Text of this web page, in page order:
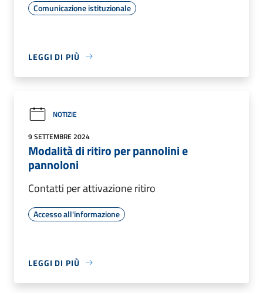
Comunicazione istituzionale
LEGGI DI PIÙ
NOTIZIE
9 SETTEMBRE 2024
Modalità di ritiro per pannolini e
pannoloni
Contatti per attivazione ritiro
Accesso all'informazione
LEGGI DI PIÙ